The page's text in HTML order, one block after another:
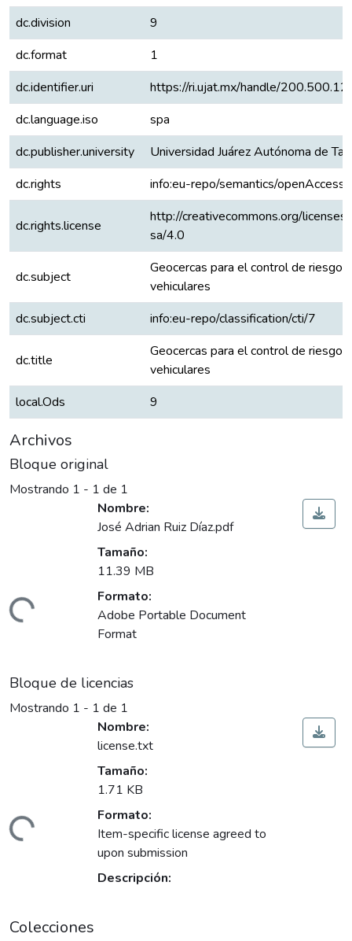
dc.division
9
dc.format
1
dc.identifier.uri
https://ri.ujat.mx/handle/
dc.language.iso
spa
dc.publisher.university
Universidad Juárez Autónoma de
dc.rights
info:eu-repo/semantics/openAccess
dc.rights.license
http://creativecommons.org/
sa/4.0
dc.subject
Geocercas para el control de riesgos
vehiculares
dc.subject.cti
info:eu-repo/classification/cti/7
dc.title
Geocercas para el control de riesgos
vehiculares
local.Ods
9
Archivos
Bloque original
Mostrando 1 - 1 de 1
Nombre:
José Adrian Ruiz Díaz.pdf
Tamaño:
11.39 MB
Formato:
Adobe Portable Document
Format
Bloque de licencias
Mostrando 1 - 1 de 1
Nombre:
license.txt
Tamaño:
1.71 KB
Formato:
Item-specific license agreed to
upon submission
Descripción:
Colecciones